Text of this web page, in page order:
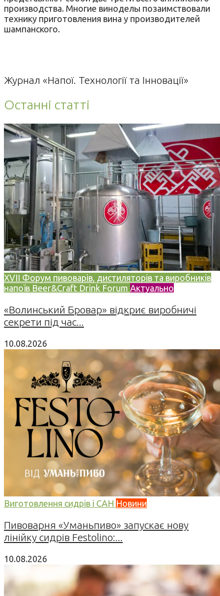
производства. Многие виноделы позаимствовали
технику приготовления вина у производителей
шампанского.
Журнал «Напої. Технології та Інновації»
Останні статті
XVII Форум пивоварів, дистиляторів та виробників
напоїв Beer&Craft Drink Forum Актуально
«Волинський Бровар» відкриє виробничі
секрети під час...
10.08.2026
Виготовлення сидрів і САН Новини
Пивоварня «Уманьпиво» запускає нову
лінійку сидрів Festolino:...
10.08.2026